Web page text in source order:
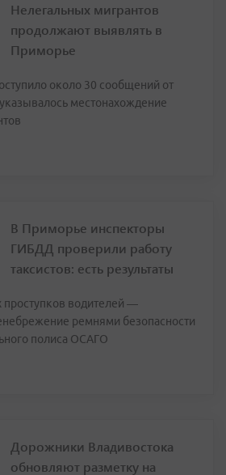
Нелегальных мигрантов
продолжают выявлять в
Приморье
около 30 сообщений от
местонахождение
В Приморье инспекторы
ГИБДД проверили работу
таксистов: есть результаты
проступков водителей —
ремнями безопасности
полиса ОСАГО
Дорожники Владивостока
обновляют разметку на